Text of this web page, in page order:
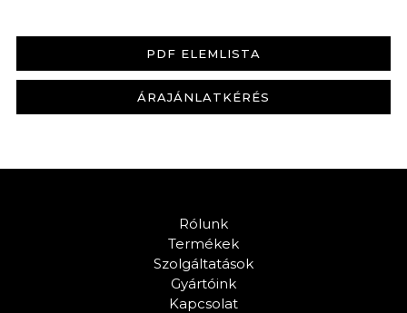
PDF ELEMLISTA
ÁRAJÁNLATKÉRÉS
Rólunk
Termékek
Szolgáltatások
Gyártóink
Kapcsolat